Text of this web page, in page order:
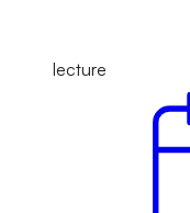
lecture